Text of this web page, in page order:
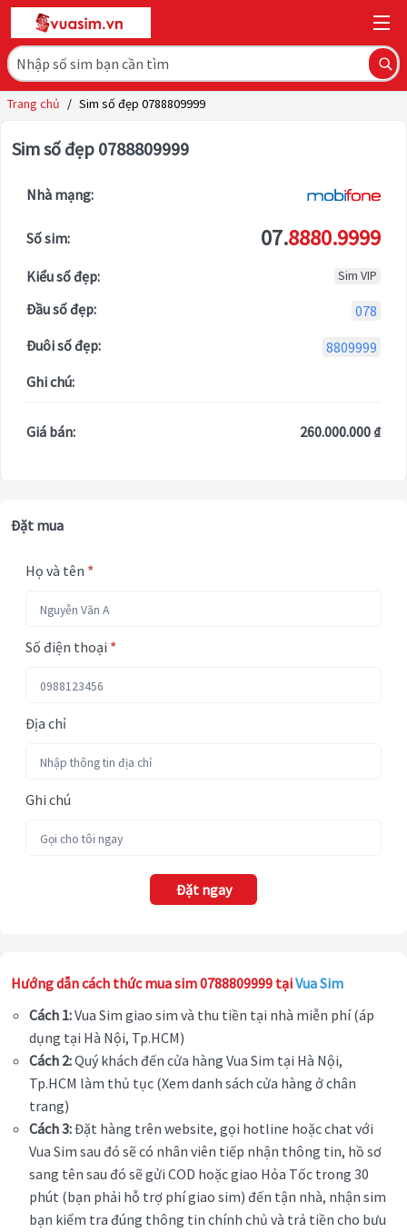
Trang chủ / Sim số đẹp 0788809999
Sim số đẹp 0788809999
Nhà mạng:
Số sim: 07.8880.9999
Kiểu số đẹp: Sim VIP
Đầu số đẹp:
078
Đuôi số đẹp:
8809999
Ghi chú:
Giá bán: 260.000.000 ₫
Đặt mua
Họ và tên *
Số điện thoại *
Địa chỉ
Ghi chú
Đặt ngay
Hướng dẫn cách thức mua sim 0788809999 tạiVua Sim
Cách 1:Vua Sim giao sim và thu tiền tại nhà miễn phí (áp
dụng tại Hà Nội, Tp.HCM)
Cách 2:Quý khách đến cửa hàng Vua Sim tại Hà Nội,
Tp.HCM làm thủ tục (Xem danh sách cửa hàng ở chân
trang)
Cách 3:Đặt hàng trên website, gọi hotline hoặc chat với
Vua Sim sau đó sẽ có nhân viên tiếp nhận thông tin, hồ sơ
sang tên sau đó sẽ gửi COD hoặc giao Hỏa Tốc trong 30
phút (bạn phải hỗ trợ phí giao sim) đến tận nhà, nhận sim
bạn kiểm tra đúng thông tin chính chủ và trả tiền cho bưu